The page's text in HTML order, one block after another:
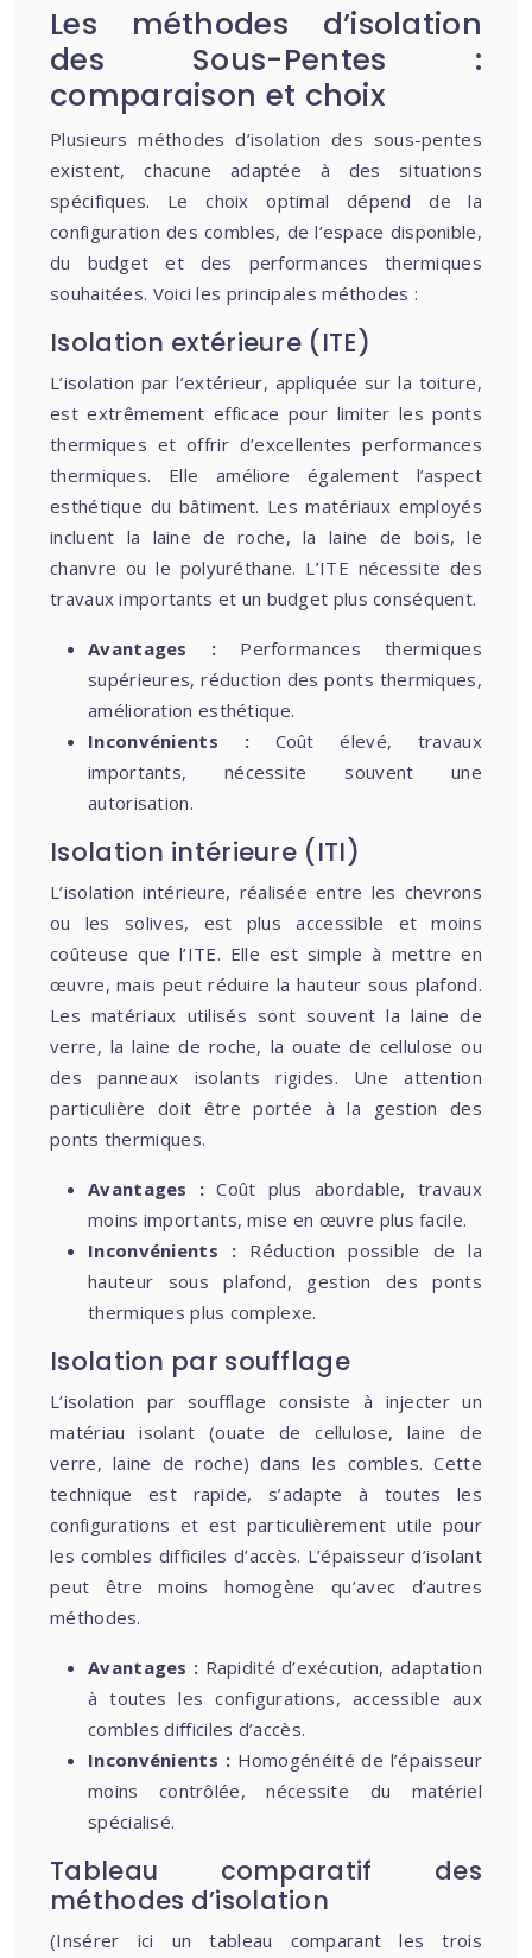
Les méthodes d’isolation
des Sous-Pentes :
comparaison et choix
Plusieurs méthodes d’isolation des sous-pentes
existent, chacune adaptée à des situations
spécifiques. Le choix optimal dépend de la
configuration des combles, de l’espace disponible,
du budget et des performances thermiques
souhaitées. Voici les principales méthodes :
Isolation extérieure (ITE)
L’isolation par l’extérieur, appliquée sur la toiture,
est extrêmement efficace pour limiter les ponts
thermiques et offrir d’excellentes performances
thermiques. Elle améliore également l’aspect
esthétique du bâtiment. Les matériaux employés
incluent la laine de roche, la laine de bois, le
chanvre ou le polyuréthane. L’ITE nécessite des
travaux importants et un budget plus conséquent.
Avantages : Performances thermiques
supérieures, réduction des ponts thermiques,
amélioration esthétique.
Inconvénients : Coût élevé, travaux
importants, nécessite souvent une
autorisation.
Isolation intérieure (ITI)
L’isolation intérieure, réalisée entre les chevrons
ou les solives, est plus accessible et moins
coûteuse que l’ITE. Elle est simple à mettre en
œuvre, mais peut réduire la hauteur sous plafond.
Les matériaux utilisés sont souvent la laine de
verre, la laine de roche, la ouate de cellulose ou
des panneaux isolants rigides. Une attention
particulière doit être portée à la gestion des
ponts thermiques.
Avantages :Coût plus abordable, travaux
moins importants, mise en œuvre plus facile.
Inconvénients : Réduction possible de la
hauteur sous plafond, gestion des ponts
thermiques plus complexe.
Isolation par soufflage
L’isolation par soufflage consiste à injecter un
matériau isolant (ouate de cellulose, laine de
verre, laine de roche) dans les combles. Cette
technique est rapide, s’adapte à toutes les
configurations et est particulièrement utile pour
les combles difficiles d’accès. L’épaisseur d’isolant
peut être moins homogène qu’avec d’autres
méthodes.
Avantages : Rapidité d’exécution, adaptation
à toutes les configurations, accessible aux
combles difficiles d’accès.
Inconvénients : Homogénéité de l’épaisseur
moins contrôlée, nécessite du matériel
spécialisé.
Tableau comparatif des
méthodes d’isolation
(Insérer ici un tableau comparant les trois